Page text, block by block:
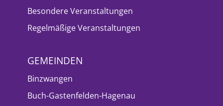
Besondere Veranstaltungen
Regelmäßige Veranstaltungen
GEMEINDEN
Binzwangen
Buch-Gastenfelden-Hagenau